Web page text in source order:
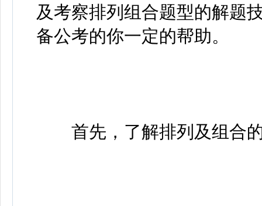
及考察排列组合题型的解题
备公考的你一定的帮助。
首先，了解排列及组合